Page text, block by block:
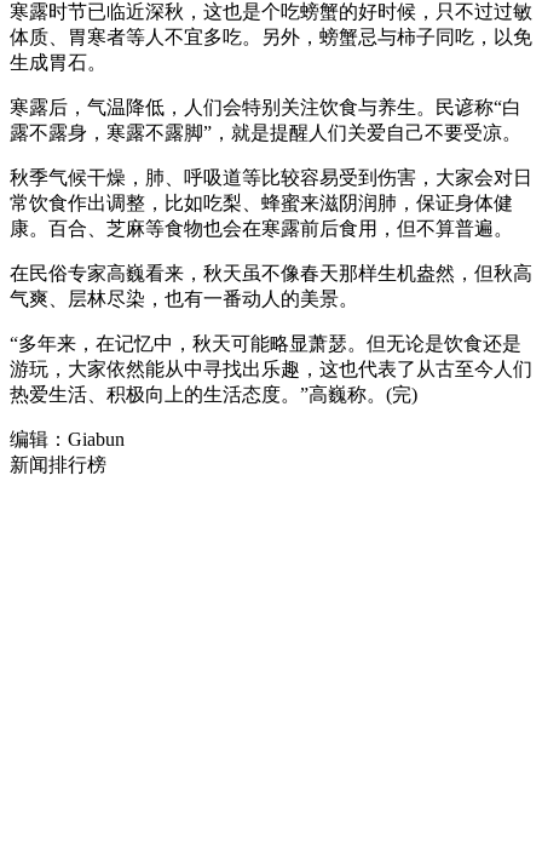
寒露时节已临近深秋，这也是个吃螃蟹的好时候，只不过过敏
体质、胃寒者等人不宜多吃。另外，螃蟹忌与柿子同吃，以免
生成胃石。
寒露后，气温降低，人们会特别关注饮食与养生。民谚称“白
露不露身，寒露不露脚”，就是提醒人们关爱自己不要受凉。
秋季气候干燥，肺、呼吸道等比较容易受到伤害，大家会对日
常饮食作出调整，比如吃梨、蜂蜜来滋阴润肺，保证身体健
康。百合、芝麻等食物也会在寒露前后食用，但不算普遍。
在民俗专家高巍看来，秋天虽不像春天那样生机盎然，但秋高
气爽、层林尽染，也有一番动人的美景。
“多年来，在记忆中，秋天可能略显萧瑟。但无论是饮食还是
游玩，大家依然能从中寻找出乐趣，这也代表了从古至今人们
热爱生活、积极向上的生活态度。”高巍称。(完)
编辑：Giabun
新闻排行榜